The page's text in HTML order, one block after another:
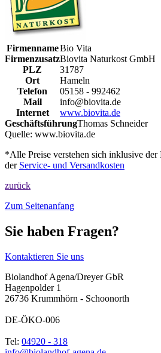
FirmennameBio Vita
FirmenzusatzBiovita Naturkost GmbH
PLZ
31787
Ort
Hameln
Telefon
05158 - 992462
Mail
info@biovita.de
Internet
www.biovita.de
GeschäftsführungThomas Schneider
Quelle: www.biovita.de
*Alle Preise verstehen sich inklusive der
der Service- und Versandkosten
zurück
Zum Seitenanfang
Sie haben Fragen?
Kontaktieren Sie uns
Biolandhof Agena/Dreyer GbR
Hagenpolder 1
26736 Krummhörn - Schoonorth
DE-ÖKO-006
Tel: 04920 - 318